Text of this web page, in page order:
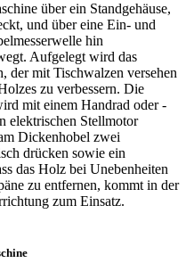
über ein Standgehäuse,
und über eine Ein- und
hin
Aufgelegt wird das
der mit Tischwalzen versehen
zu verbessern. Die
mit einem Handrad oder -
elektrischen Stellmotor
Dickenhobel zwei
drücken sowie ein
das Holz bei Unebenheiten
zu entfernen, kommt in der
zum Einsatz.